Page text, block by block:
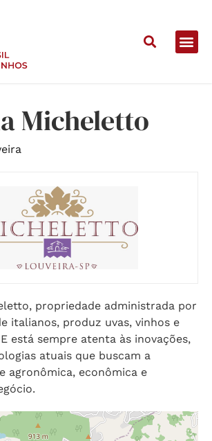
Micheletto
propriedade administrada por
italianos, produz uvas, vinhos e
está sempre atenta às inovações,
atuais que buscam a
agronômica, econômica e